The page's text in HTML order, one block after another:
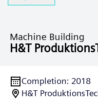
Machine Building
H&T
Completion: 2018
H&T